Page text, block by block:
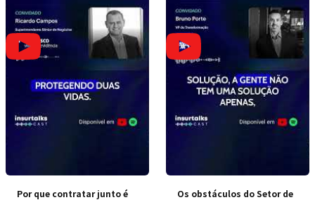
Por que contratar junto é
Os obstáculos do Setor de